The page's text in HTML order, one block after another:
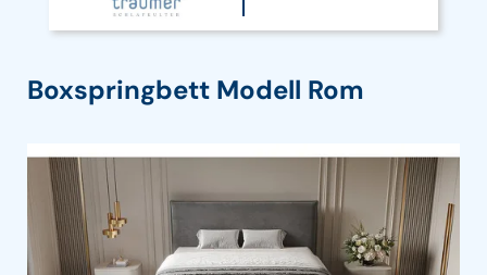
Boxspringbett Modell Rom